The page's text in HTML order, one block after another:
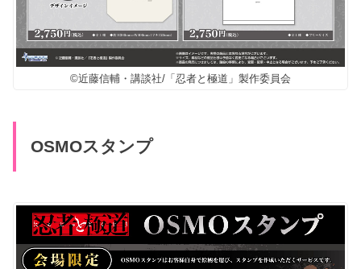
©近藤信輔・講談社/「忍者と極道」製作委員会
OSMOスタンプ